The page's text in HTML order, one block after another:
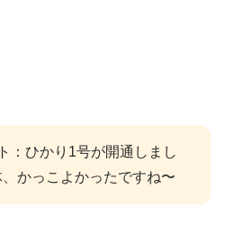
：ひかり1号が開通しまし
かっこよかったですね〜